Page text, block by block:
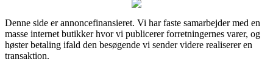
Denne side er annoncefinansieret. Vi har faste samarbejder med en
masse internet butikker hvor vi publicerer forretningernes varer, og
høster betaling ifald den besøgende vi sender videre realiserer en
transaktion.